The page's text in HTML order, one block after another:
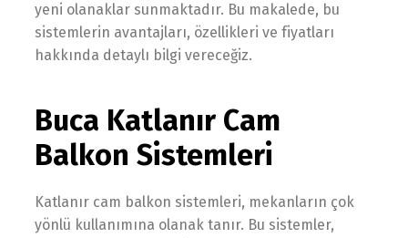
yeni olanaklar sunmaktadır. Bu makalede, bu
sistemlerin avantajları, özellikleri ve fiyatları
hakkında detaylı bilgi vereceğiz.
Buca Katlanır Cam
Balkon Sistemleri
Katlanır cam balkon sistemleri, mekanların çok
yönlü kullanımına olanak tanır. Bu sistemler,